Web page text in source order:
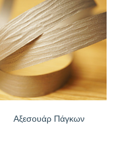
Αξεσουάρ Πάγκων